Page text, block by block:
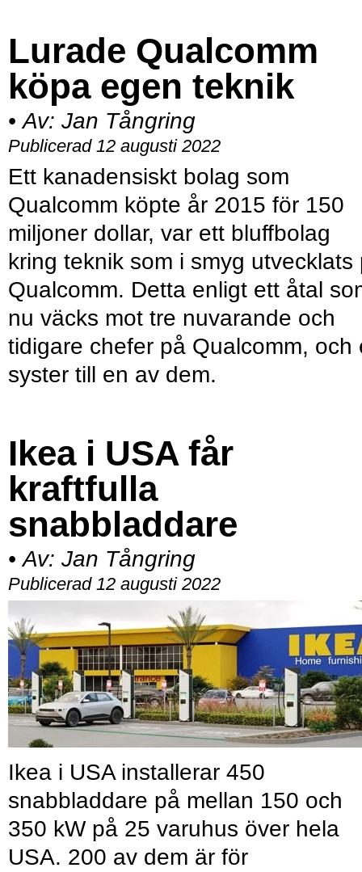
Lurade Qualcomm
köpa egen teknik
• Av: Jan Tångring
Publicerad 12 augusti 2022
Ett kanadensiskt bolag som
Qualcomm köpte år 2015 för 150
miljoner dollar, var ett bluffbolag
kring teknik som i smyg utvecklats
Qualcomm. Detta enligt ett åtal
nu väcks mot tre nuvarande och
tidigare chefer på Qualcomm, och
syster till en av dem.
Ikea i USA får
kraftfulla
snabbladdare
• Av: Jan Tångring
Publicerad 12 augusti 2022
Ikea i USA installerar 450
snabbladdare på mellan 150 och
350 kW på 25 varuhus över hela
USA. 200 av dem är för